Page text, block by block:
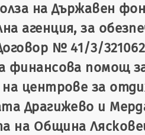
на Държавен
агенция, за
№ 41/3/
финансова помощ
на центрове за
Драгижево и
на Община